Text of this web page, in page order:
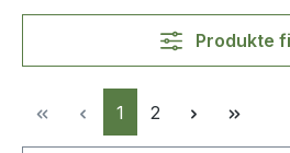
Produkte
Seite
1 Seite
2